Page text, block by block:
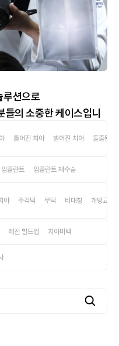
루션으로
의 소중한 케이스입니
틀어진 치아 벌어진 치아 돌출된
임플란트 임플란트 재수술
아 주걱턱 무턱 비대칭 개방교합
레진 빌드업 치아미백